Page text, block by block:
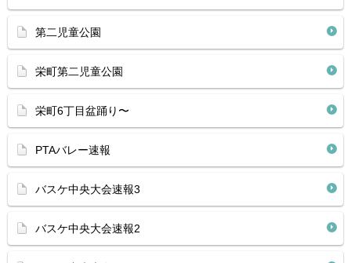
第二児童公園
栄町第二児童公園
栄町6丁目盆踊り〜
PTAバレー速報
バスケ中央大会速報3
バスケ中央大会速報2